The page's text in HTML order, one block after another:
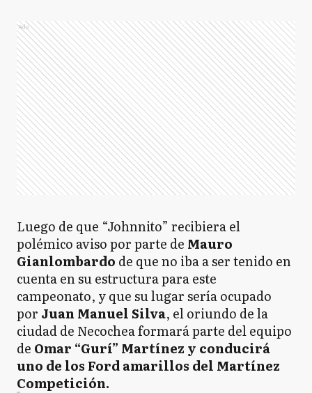
Ads
Luego de que “Johnnito” recibiera el
polémico aviso por parte de Mauro
Gianlombardo de que no iba a ser tenido en
cuenta en su estructura para este
campeonato, y que su lugar sería ocupado
por Juan Manuel Silva, el oriundo de la
ciudad de Necochea formará parte del equipo
de Omar “Gurí” Martínez y conducirá
uno de los Ford amarillos del Martínez
Competición.